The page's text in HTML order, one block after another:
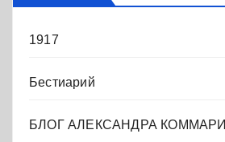
1917
Бестиарий
БЛОГ АЛЕКСАНДРА КОММАРИ